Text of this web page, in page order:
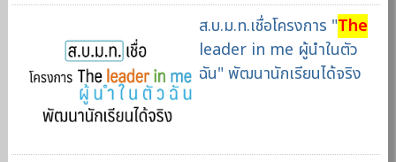
ส.บ.ม.ท.เชื่อโครงการ "The
leader in me ผู้นำในตัว
ฉัน" พัฒนานักเรียนได้จริง